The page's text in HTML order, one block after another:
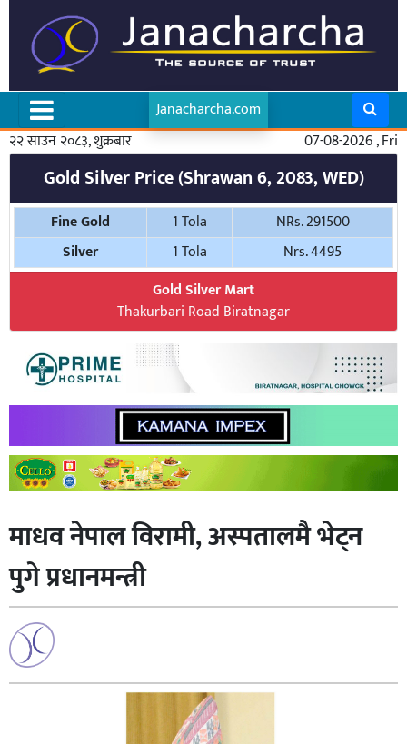
Janacharcha.com
२२ साउन २०८३, शुक्रबार
07-08-2026 , Fri
Gold Silver Price (Shrawan 6, 2083, WED)
Fine Gold 1 Tola
NRs. 291500
Silver
1 Tola
Nrs. 4495
Gold Silver Mart
Thakurbari Road Biratnagar
माधव नेपाल विरामी, अस्पतालमै भेट्न
पुगे प्रधानमन्त्री